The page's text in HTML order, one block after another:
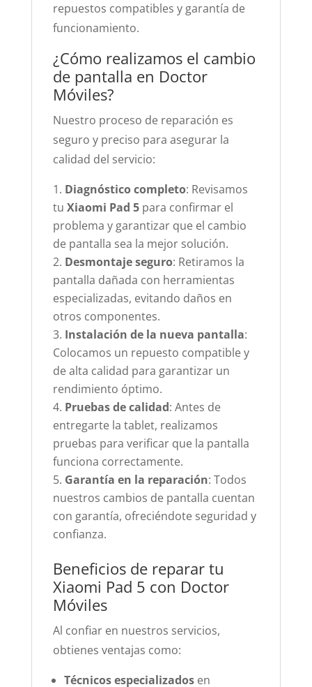
repuestos compatibles y garantía de
funcionamiento.
¿Cómo realizamos el cambio
de pantalla en Doctor
Móviles?
Nuestro proceso de reparación es
seguro y preciso para asegurar la
calidad del servicio:
Diagnóstico completo: Revisamos
tu Xiaomi Pad 5para confirmar el
problema y garantizar que el cambio
de pantalla sea la mejor solución.
Desmontaje seguro: Retiramos la
pantalla dañada con herramientas
especializadas, evitando daños en
otros componentes.
Instalación de la nueva pantalla:
Colocamos un repuesto compatible y
de alta calidad para garantizar un
rendimiento óptimo.
Pruebas de calidad: Antes de
entregarte la tablet, realizamos
pruebas para verificar que la pantalla
funciona correctamente.
Garantía en la reparación: Todos
nuestros cambios de pantalla cuentan
con garantía, ofreciéndote seguridad y
confianza.
Beneficios de reparar tu
Xiaomi Pad 5 con Doctor
Móviles
Al confiar en nuestros servicios,
obtienes ventajas como:
Técnicos especializadosen